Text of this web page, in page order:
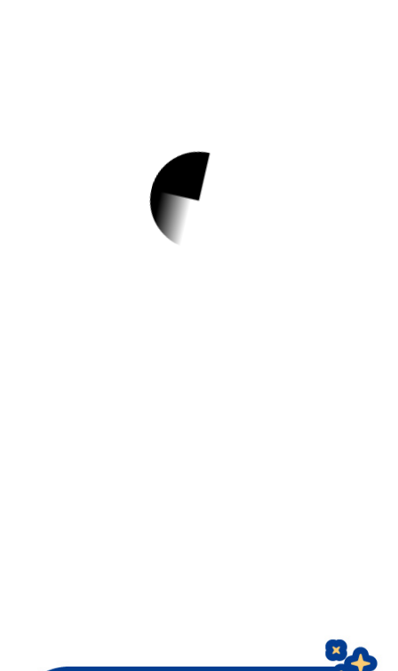
[여성가족부지원] 청
년여성 특허분석 전
문사무인력 교육생